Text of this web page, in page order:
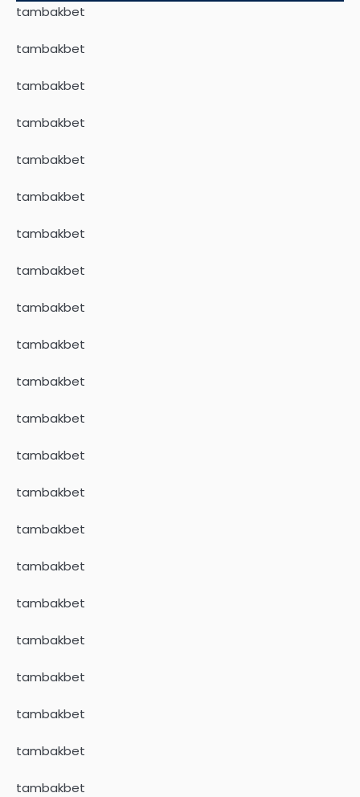
tambakbet
tambakbet
tambakbet
tambakbet
tambakbet
tambakbet
tambakbet
tambakbet
tambakbet
tambakbet
tambakbet
tambakbet
tambakbet
tambakbet
tambakbet
tambakbet
tambakbet
tambakbet
tambakbet
tambakbet
tambakbet
tambakbet